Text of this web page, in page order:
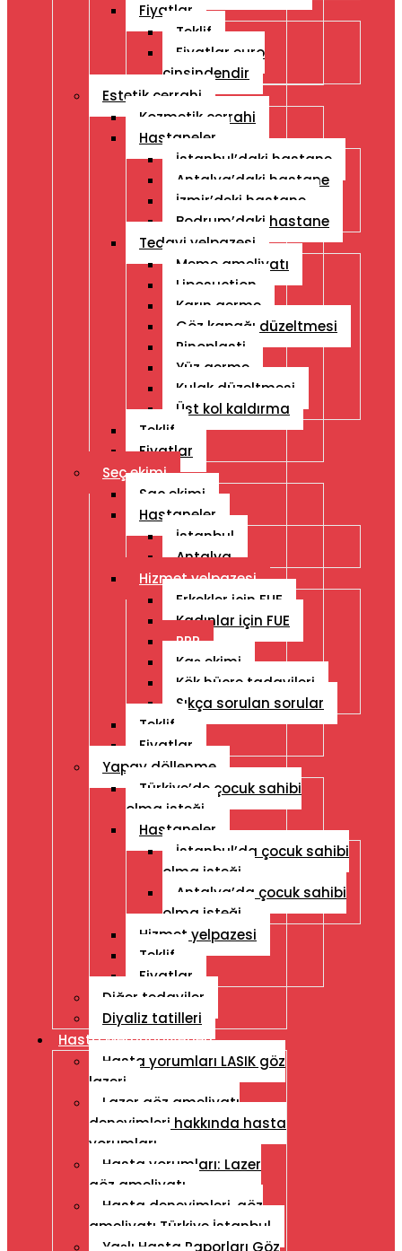
Fiyatlar
Teklif
Fiyatlar euro
cinsindendir
Estetik cerrahi
Kozmetik cerrahi
Hastaneler
İstanbul’daki hastane
Antalya’daki hastane
İzmir’deki hastane
Bodrum’daki hastane
Tedavi yelpazesi
Meme ameliyatı
Liposuction
Karın germe
Göz kapağı düzeltmesi
Rinoplasti
Yüz germe
Kulak düzeltmesi
Üst kol kaldırma
Teklif
Fiyatlar
Seç ekimi
Saç ekimi
Hastaneler
İstanbul
Antalya
Hizmet yelpazesi
Erkekler için FUE
Kadınlar için FUE
PRP
Kaş ekimi
Kök hücre tadavileri
Sıkça sorulan sorular
Teklif
Fiyatlar
Yapay döllenme
Türkiye’de çocuk sahibi
olma isteği
Hastaneler
İstanbul’da çocuk sahibi
olma isteği
Antalya’da çocuk sahibi
olma isteği
Hizmet yelpazesi
Teklif
Fiyatlar
Diğer tedaviler
Diyaliz tatilleri
Hasta Memnuniyetleri
Hasta yorumları LASIK göz
lazeri
Lazer göz ameliyatı
deneyimleri hakkında hasta
yorumları
Hasta yorumları: Lazer
göz ameliyatı
Hasta deneyimleri, göz
ameliyatı Türkiye İstanbul